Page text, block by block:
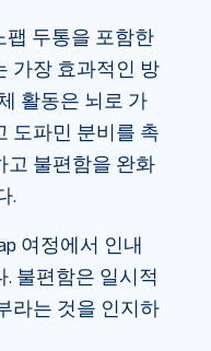
팹 두통을 포함한
가장 효과적인 방
활동은 뇌로 가
도파민 분비를 촉
고 불편함을 완화
.
여정에서 인내
불편함은 일시적
라는 것을 인지하